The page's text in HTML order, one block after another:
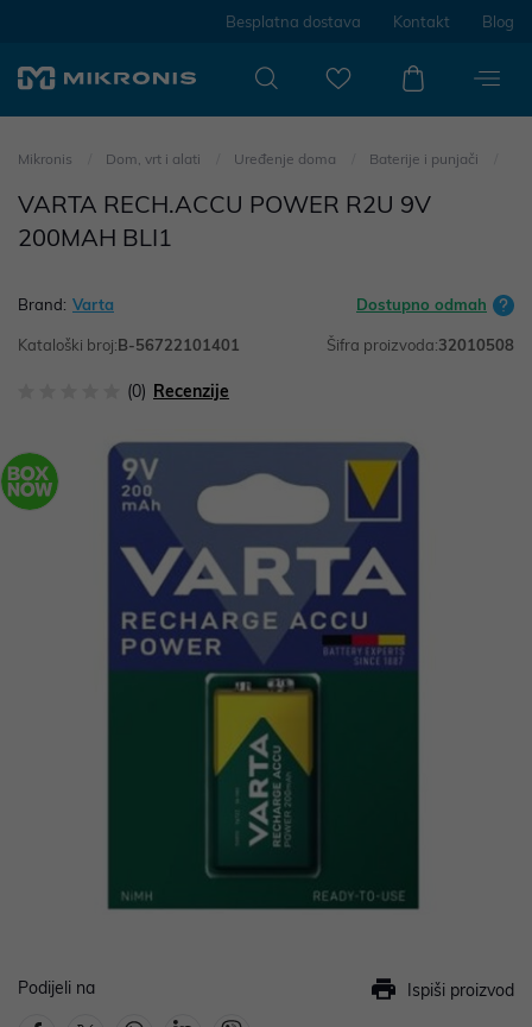
Besplatna dostava Kontakt Blog
Mikronis Dom, vrt i alati Uređenje doma Baterije i punjači
VARTA RECH.ACCU POWER R2U 9V
200MAH BLI1
Brand: Varta Dostupno odmah
Kataloški broj:B-56722101401 Šifra proizvoda:32010508
(0) Recenzije
Podijeli na Ispiši proizvod